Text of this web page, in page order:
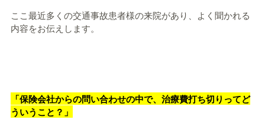
ここ最近多くの交通事故患者様の来院があり、よく聞かれる
内容をお伝えします。
「保険会社からの問い合わせの中で、治療費打ち切りってど
ういうこと？」